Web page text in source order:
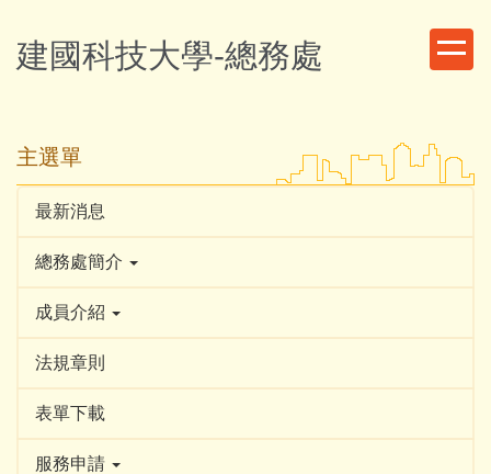
到
主
容
建國科技大學-總務處
主選單
最新消息
總務處簡介
成員介紹
法規章則
表單下載
服務申請